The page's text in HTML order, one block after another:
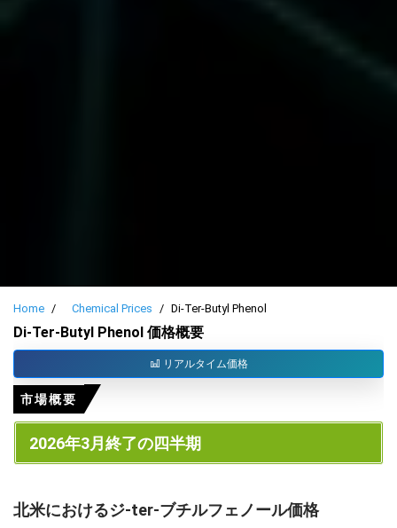
Home Chemical Prices Di-Ter-Butyl Phenol
Di-Ter-Butyl Phenol 価格概要
リアルタイム価格
市場概要
2026年3月終了の四半期
北米におけるジ-ter-ブチルフェノール価格